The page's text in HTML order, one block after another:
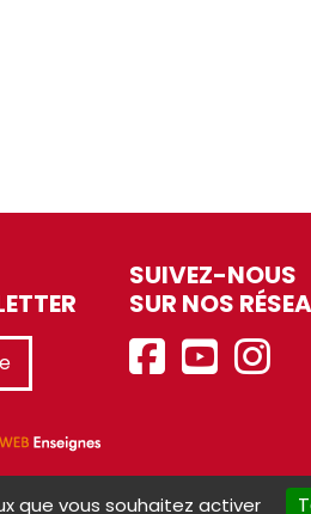
SUIVEZ-NOUS
SUR NOS
que vous souhaitez activer